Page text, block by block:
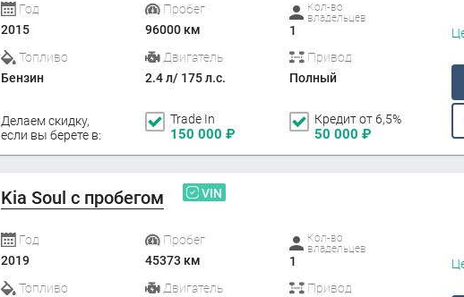
Год
2015
Пробег
96000 км
Кол-во
владельцев
1
Топливо
Бензин
Двигатель
2.4 л/ 175 л.с.
Привод
Полный
Делаем скидку,
если вы берете в:
Trade In
150 000 ₽
Кредит от 6,5%
50 000 ₽
Kia Soul с пробегом VIN
Год
2019
Пробег
45373 км
Кол-во
владельцев
1
Топливо
Двигатель Привод